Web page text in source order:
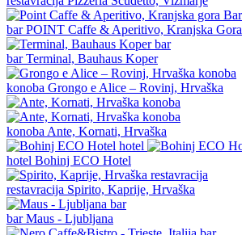
barPOINT Caffe & Aperitivo, Kranjska Gora
barTerminal, Bauhaus Koper
konoba Grongo e Alice – Rovinj, Hrvaška
konoba Ante, Kornati, Hrvaška
hotel Bohinj ECO Hotel
restavracija Spirito, Kaprije, Hrvaška
barMaus - Ljubljana